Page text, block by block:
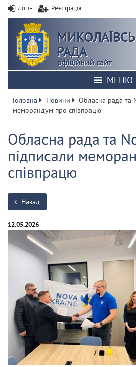
Логін Реєстрація
РАДА
офіційний сайт
МЕНЮ
Головна Новини
Обласна рада та
меморандум про співпрацю
Обласна рада та
підписали
співпрацю
Назад
12.05.2026